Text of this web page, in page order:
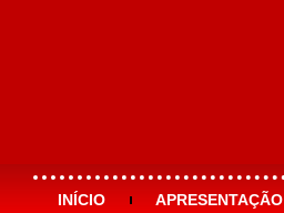
INÍCIO APRESENTAÇÃO